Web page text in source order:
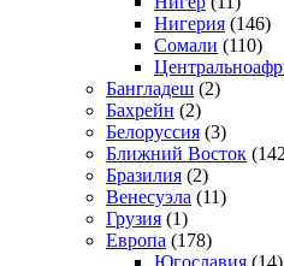
Нигерия (146)
Сомали (110)
Бангладеш (2)
Бахрейн (2)
Белоруссия (3)
Ближний Восток
Бразилия (2)
Венесуэла (11)
Грузия (1)
Европа (178)